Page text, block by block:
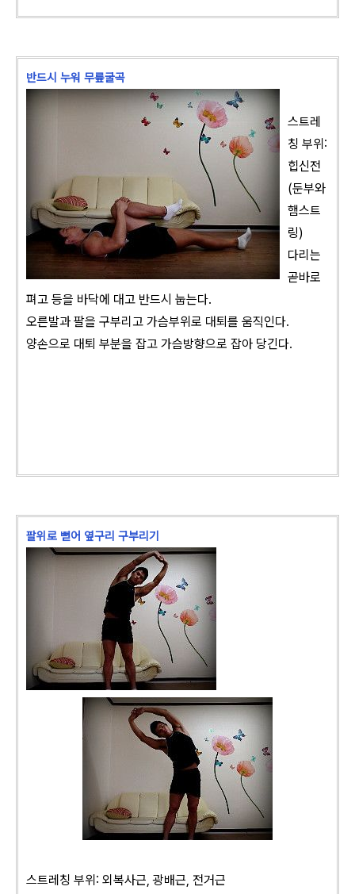
반드시 누워 무릎굴곡
스트레
칭 부위:
힙신전
(둔부와
햄스트
링)
다리는
곧바로
펴고 등을 바닥에 대고 반드시 눕는다.
오른발과 팔을 구부리고 가슴부위로 대퇴를 움직인다.
양손으로 대퇴 부분을 잡고 가슴방향으로 잡아 당긴다.
팔위로 뻗어 옆구리 구부리기
스트레칭 부위: 외복사근, 광배근, 전거근